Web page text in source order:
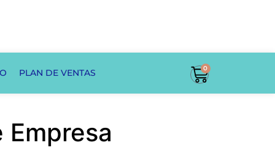
PLAN DE VENTAS 0